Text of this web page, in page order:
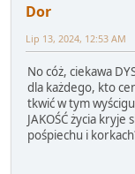
Dor
Lip 13, 2024, 12:53 AM
No cóż, ciekawa
dla każdego, kto
tkwić w tym
JAKOŚĆ życia
pośpiechu i